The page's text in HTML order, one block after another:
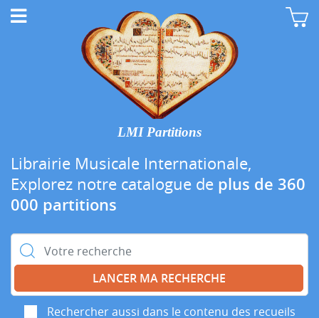
LMI Partitions
Librairie Musicale Internationale,
Explorez notre catalogue de plus de 360
000 partitions
Rechercher :
Rechercher aussi dans le contenu des recueils